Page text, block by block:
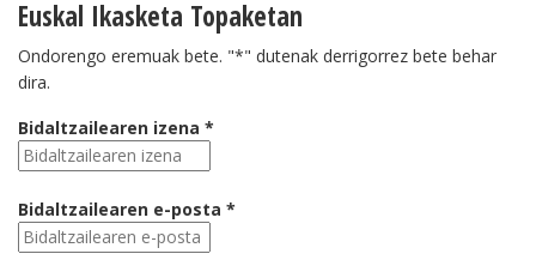
Euskal Ikasketa Topaketan
Ondorengo eremuak bete. "*" dutenak derrigorrez bete behar
dira.
Bidaltzailearen izena *
Bidaltzailearen e-posta *